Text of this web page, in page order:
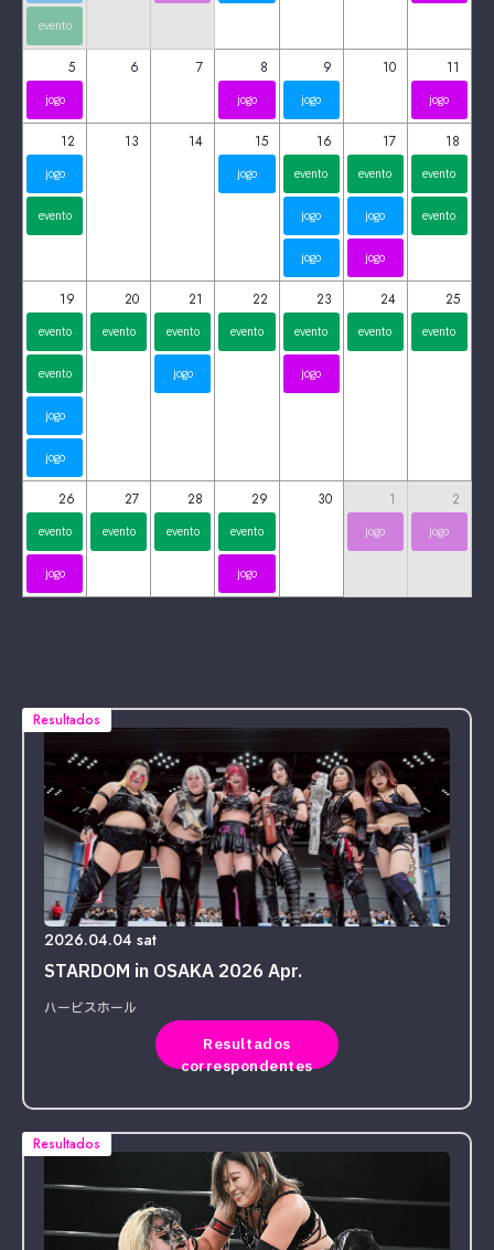
evento
5
jogo
6 7 8
jogo
9
jogo
10 11
jogo
12
jogo
evento
13 14 15
jogo
16
evento
jogo
jogo
17
evento
jogo
jogo
18
evento
evento
19
evento
evento
jogo
jogo
20
evento
21
evento
jogo
22
evento
23
evento
jogo
24
evento
25
evento
26
evento
jogo
27
evento
28
evento
29
evento
jogo
30 1
jogo
2
jogo
Resultados
2026.04.04 sat
STARDOM in OSAKA 2026 Apr.
ハービスホール
Resultados
correspondentes
Resultados